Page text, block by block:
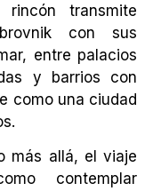
transmite
con sus
entre palacios
y barrios con
como una ciudad
más allá, el viaje
contemplar